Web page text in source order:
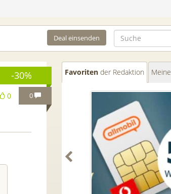
Deal einsenden
-30%
0
0
Favoriten der Redaktion Meine